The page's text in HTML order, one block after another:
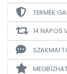
TERMÉK
14 NAPOS
SZAKMAI